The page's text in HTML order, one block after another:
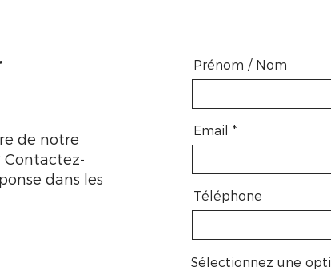
de notre
Contactez-
dans les
Prénom / Nom
Email
Téléphone
Sélectionnez une